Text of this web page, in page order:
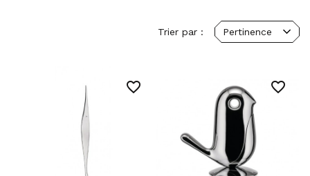
Trier par : Pertinence
favorite_border favorite_border